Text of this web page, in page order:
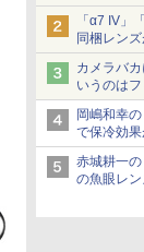
シルバー
「α7 IV」
同梱レン
カメラバ
いうのは
岡嶋和幸
で保冷効
Watch
赤城耕一
の魚眼レ